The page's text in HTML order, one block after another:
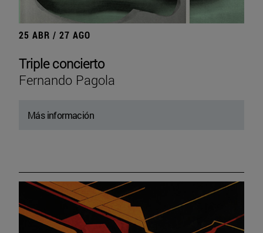
25 ABR / 27 AGO
Triple concierto
Fernando Pagola
Más información